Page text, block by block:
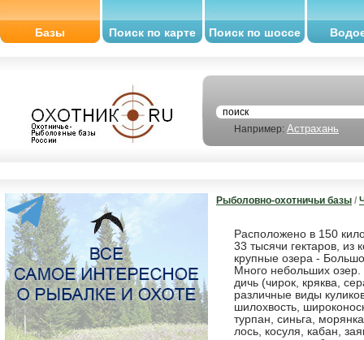
Базы Поиск по карте Поиск по шоссе
Например: Астрахань
Рыболовно-охотничьи базы /
Расположено в 150
33 тысячи гектаров, из
крупные озера -
Много небольших
дичь (чирок, кряква,
различные виды
шилохвость,
турпан, синьга,
лось, косуля, кабан,